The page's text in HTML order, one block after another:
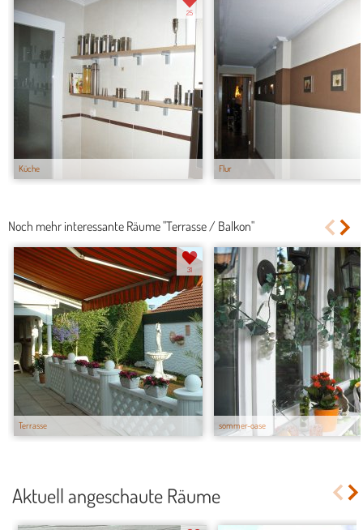
Küche
25
Flur
Noch mehr interessante Räume "Terrasse / Balkon"
Terrasse
31
sommer-oase
Aktuell angeschaute Räume